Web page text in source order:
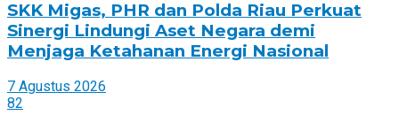
SKK Migas, PHR dan Polda Riau Perkuat
Sinergi Lindungi Aset Negara demi
Menjaga Ketahanan Energi Nasional
7 Agustus 2026
82